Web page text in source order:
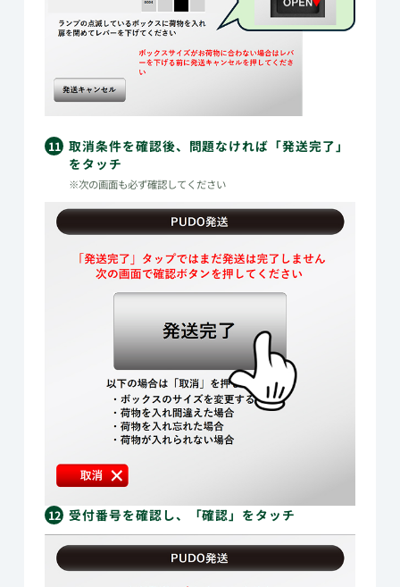
11 取消条件を確認後、問題なければ「発送完了」
をタッチ
※次の画面も必ず確認してください
12 受付番号を確認し、「確認」をタッチ